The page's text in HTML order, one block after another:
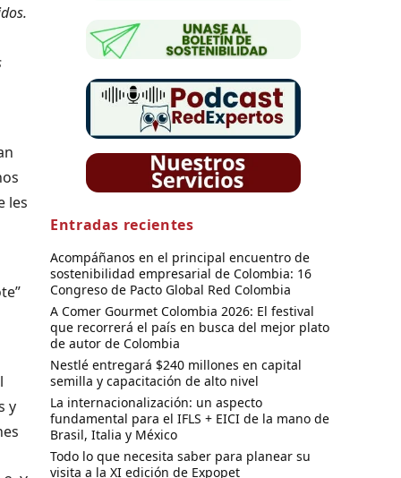
les
y
Entradas recientes
Acompáñanos en el principal encuentro de
sostenibilidad empresarial de Colombia: 16
Congreso de Pacto Global Red Colombia
A Comer Gourmet Colombia 2026: El festival
que recorrerá el país en busca del mejor plato
de autor de Colombia
Nestlé entregará $240 millones en capital
semilla y capacitación de alto nivel
La internacionalización: un aspecto
fundamental para el IFLS + EICI de la mano de
Brasil, Italia y México
Todo lo que necesita saber para planear su
visita a la XI edición de Expopet